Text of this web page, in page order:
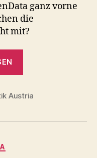
ganz vorne
die
mit?
Austria
OpenData?“
Austria